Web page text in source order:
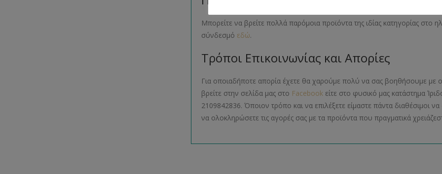
Μπορείτε να βρείτε πολλά παρόμοια προϊόντα της ιδίας κατηγορίας στο
σύνδεσμό εδώ.
Τρόποι Επικοινωνίας και Απορίες
Για οποιαδήποτε απορία έχετε θα χαρούμε πολύ να σας βοηθήσουμε με
βρείτε στην σελίδα μας στο Facebook είτε στο φυσικό μας κατάστημα
2109842836. Όποιον τρόπο και να επιλέξετε είμαστε πάντα
να ολοκληρώσετε τις αγορές σας με τα προϊόντα που πραγματικά